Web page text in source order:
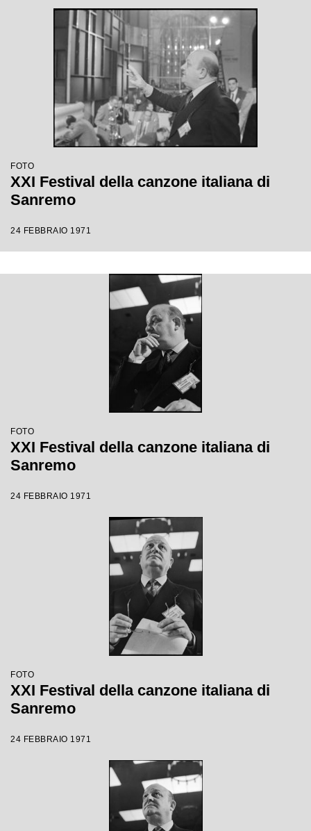
FOTO
XXI Festival della canzone italiana di
Sanremo
24 FEBBRAIO 1971
FOTO
XXI Festival della canzone italiana di
Sanremo
24 FEBBRAIO 1971
FOTO
XXI Festival della canzone italiana di
Sanremo
24 FEBBRAIO 1971